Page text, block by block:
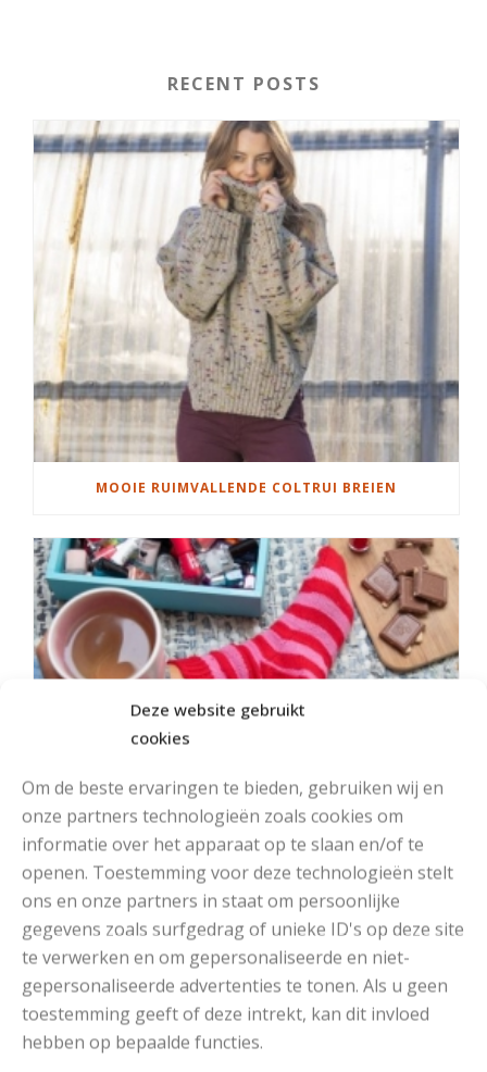
Deze website gebruikt
cookies
Om de beste ervaringen te bieden, gebruiken wij en
onze partners technologieën zoals cookies om
informatie over het apparaat op te slaan en/of te
openen. Toestemming voor deze technologieën stelt
ons en onze partners in staat om persoonlijke
gegevens zoals surfgedrag of unieke ID's op deze site
te verwerken en om gepersonaliseerde en niet-
gepersonaliseerde advertenties te tonen. Als u geen
toestemming geeft of deze intrekt, kan dit invloed
hebben op bepaalde functies.
RECENT POSTS
MOOIE RUIMVALLENDE COLTRUI BREIEN